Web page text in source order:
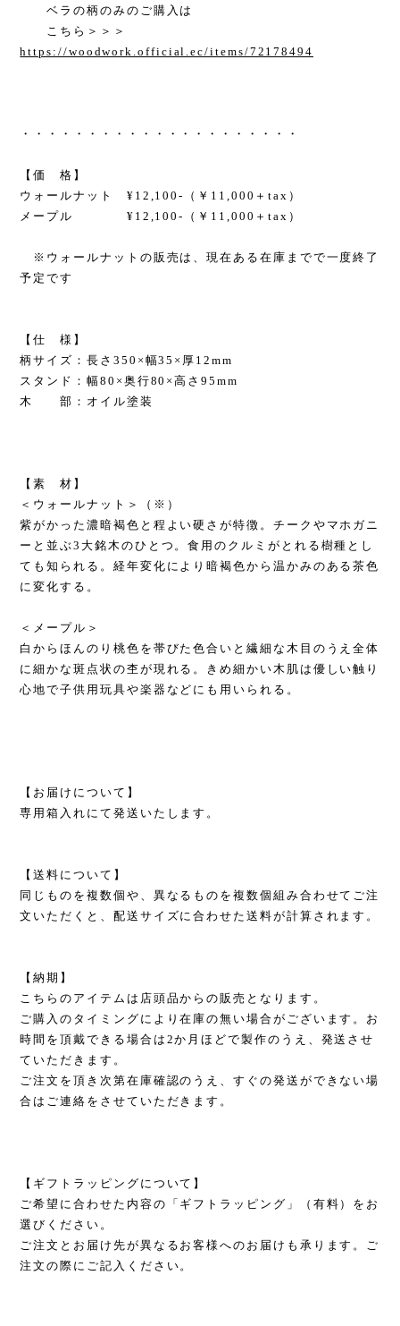
ベラの柄のみのご購入は
こちら＞＞＞
https://woodwork.official.ec/items/72178494
・・・・・・・・・・・・・・・・・・・・・
【価 格】
ウォールナット ¥12,100-（￥11,000＋tax）
メープル ¥12,100-（￥11,000＋tax）
※ウォールナットの販売は、現在ある在庫までで一度終了
予定です
【仕 様】
柄サイズ：長さ350×幅35×厚12mm
スタンド：幅80×奥行80×高さ95mm
木 部：オイル塗装
【素 材】
＜ウォールナット＞（※）
紫がかった濃暗褐色と程よい硬さが特徴。チークやマホガニ
ーと並ぶ3大銘木のひとつ。食用のクルミがとれる樹種とし
ても知られる。経年変化により暗褐色から温かみのある茶色
に変化する。
＜メープル＞
白からほんのり桃色を帯びた色合いと繊細な木目のうえ全体
に細かな斑点状の杢が現れる。きめ細かい木肌は優しい触り
心地で子供用玩具や楽器などにも用いられる。
【お届けについて】
専用箱入れにて発送いたします。
【送料について】
同じものを複数個や、異なるものを複数個組み合わせてご注
文いただくと、配送サイズに合わせた送料が計算されます。
【納期】
こちらのアイテムは店頭品からの販売となります。
ご購入のタイミングにより在庫の無い場合がございます。お
時間を頂戴できる場合は2か月ほどで製作のうえ、発送させ
ていただきます。
ご注文を頂き次第在庫確認のうえ、すぐの発送ができない場
合はご連絡をさせていただきます。
【ギフトラッピングについて】
ご希望に合わせた内容の「ギフトラッピング」（有料）をお
選びください。
ご注文とお届け先が異なるお客様へのお届けも承ります。ご
注文の際にご記入ください。